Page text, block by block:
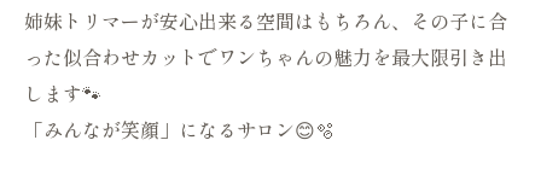
姉妹トリマーが安心出来る空間はもちろん、その子に合
った似合わせカットでワンちゃんの魅力を最大限引き出
します🐾
「みんなが笑顔」になるサロン😊🫧